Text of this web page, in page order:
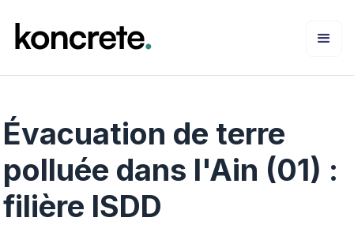
Évacuation de terre
polluée dans l'Ain (01) :
filière ISDD